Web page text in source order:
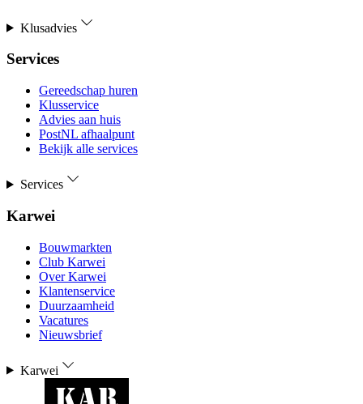
Klusadvies
Services
Gereedschap huren
Klusservice
Advies aan huis
PostNL afhaalpunt
Bekijk alle services
Services
Karwei
Bouwmarkten
Club Karwei
Over Karwei
Klantenservice
Duurzaamheid
Vacatures
Nieuwsbrief
Karwei